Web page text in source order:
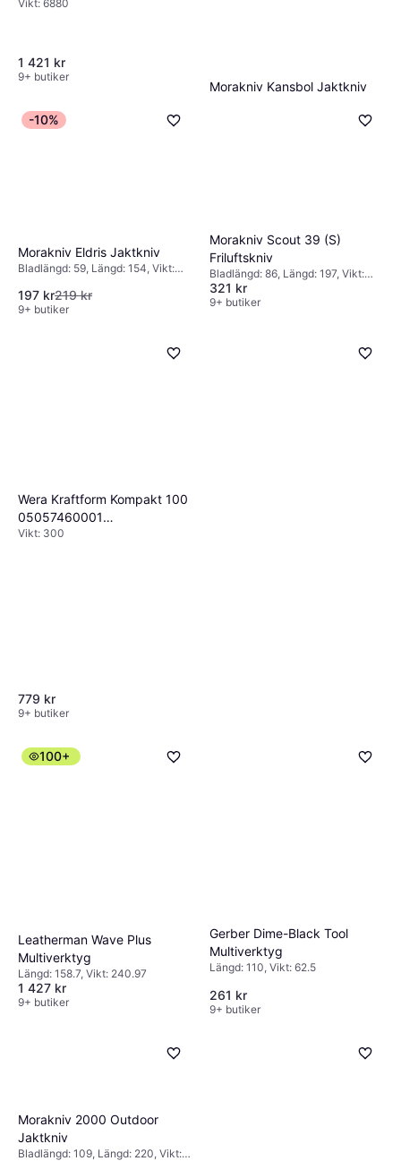
Vikt: 6880
1 421 kr
9+ butiker
Morakniv Kansbol Jaktkniv
-10%
Morakniv Eldris Jaktkniv
Bladlängd: 59, Längd: 154, Vikt:
197 kr219 kr
9+ butiker
Morakniv Scout 39 (S)
Friluftskniv
Bladlängd: 86, Längd: 197, Vikt:
75.3
321 kr
9+ butiker
Wera Kraftform Kompakt 100
05057460001
Bitsskruvmejsel
Vikt: 300
779 kr
9+ butiker
Längd: 749, Vikt: 1197
1 221 kr
9+ butiker
100+
Leatherman Wave Plus
Multiverktyg
Längd: 158.7, Vikt: 240.97
1 427 kr
9+ butiker
Gerber Dime-Black Tool
Multiverktyg
Längd: 110, Vikt: 62.5
261 kr
9+ butiker
Morakniv 2000 Outdoor
Jaktkniv
Bladlängd: 109, Längd: 220, Vikt: